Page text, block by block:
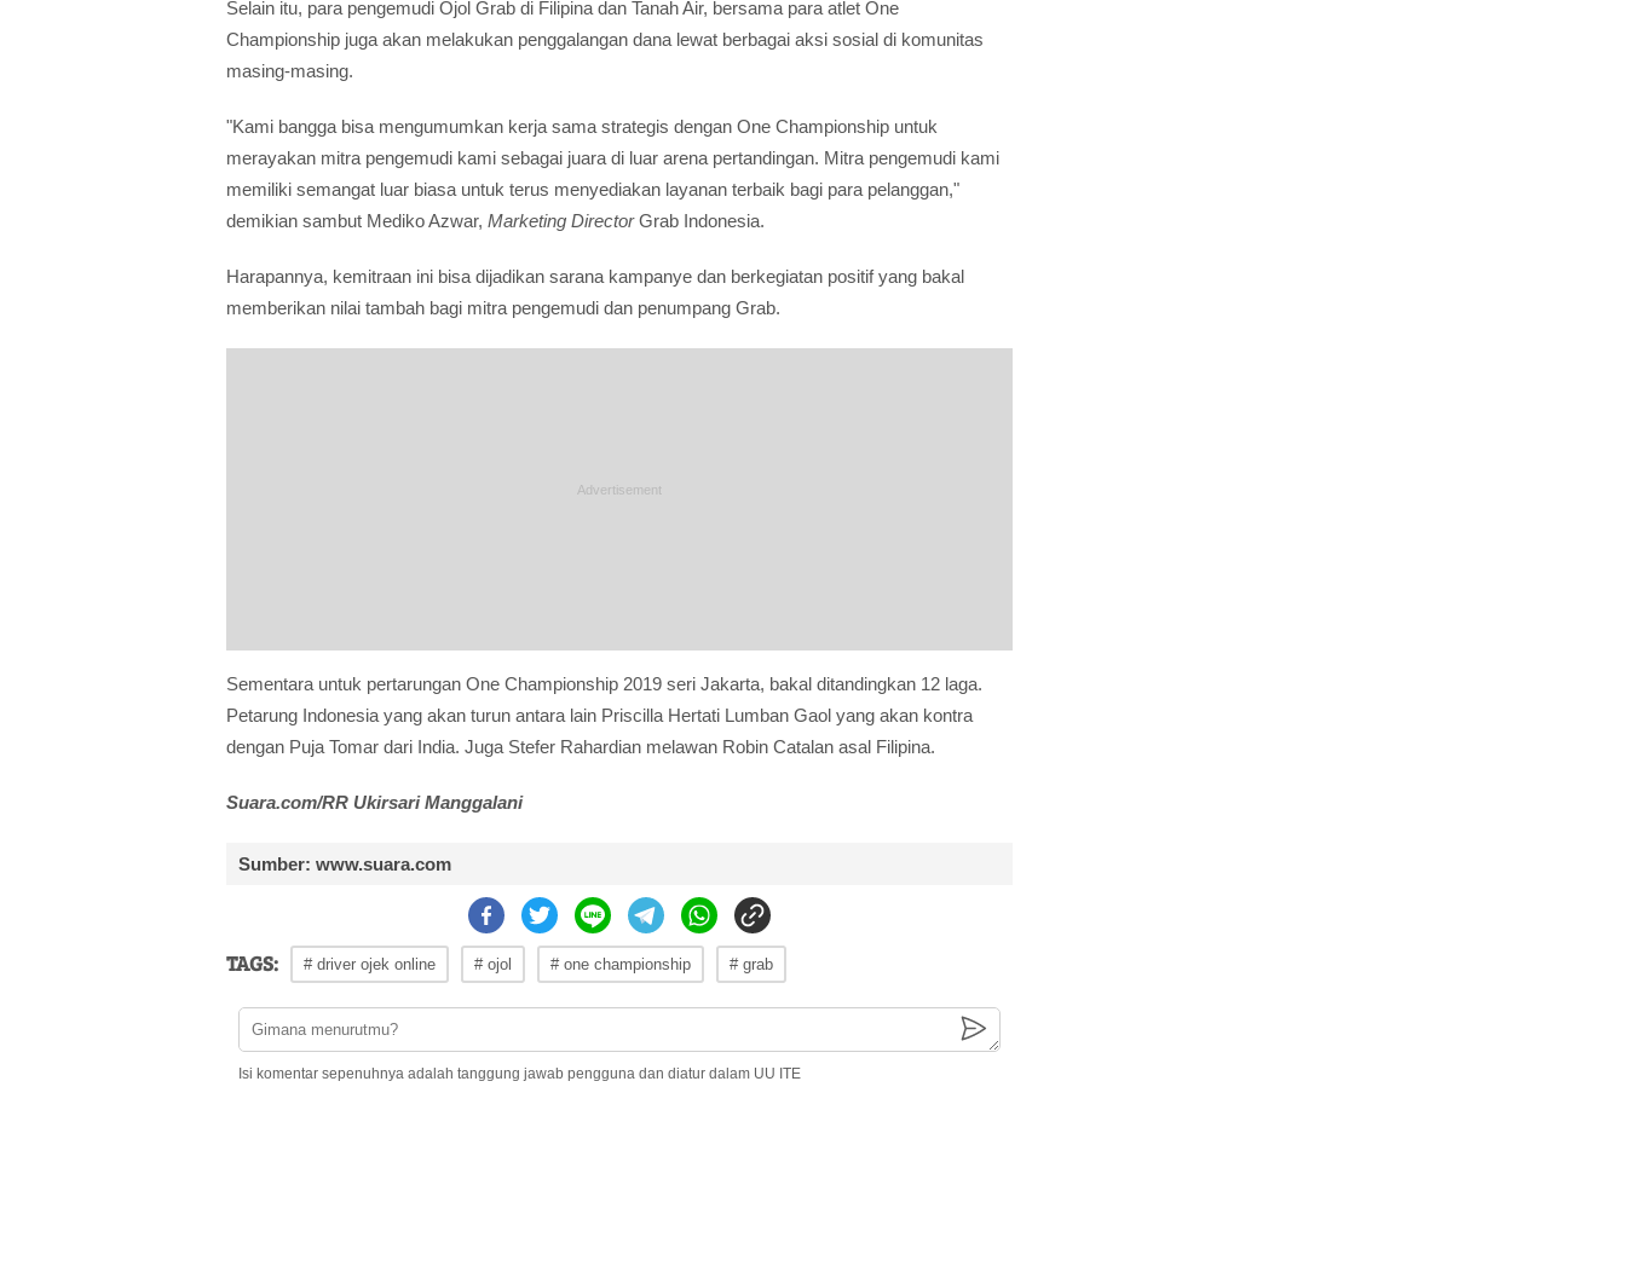
Selain itu, para pengemudi Ojol Grab di Filipina dan Tanah Air, bersama para atlet One
Championship juga akan melakukan penggalangan dana lewat berbagai aksi sosial di komunitas
masing-masing.
"Kami bangga bisa mengumumkan kerja sama strategis dengan One Championship untuk
merayakan mitra pengemudi kami sebagai juara di luar arena pertandingan. Mitra pengemudi kami
memiliki semangat luar biasa untuk terus menyediakan layanan terbaik bagi para pelanggan,"
demikian sambut Mediko Azwar, Marketing DirectorGrab Indonesia.
Harapannya, kemitraan ini bisa dijadikan sarana kampanye dan berkegiatan positif yang bakal
memberikan nilai tambah bagi mitra pengemudi dan penumpang Grab.
Sementara untuk pertarungan One Championship 2019 seri Jakarta, bakal ditandingkan 12 laga.
Petarung Indonesia yang akan turun antara lain Priscilla Hertati Lumban Gaol yang akan kontra
dengan Puja Tomar dari India. Juga Stefer Rahardian melawan Robin Catalan asal Filipina.
Suara.com/RR Ukirsari Manggalani
Sumber: www.suara.com
TAGS: # driver ojek online # ojol # one championship # grab
Isi komentar sepenuhnya adalah tanggung jawab pengguna dan diatur dalam UU ITE